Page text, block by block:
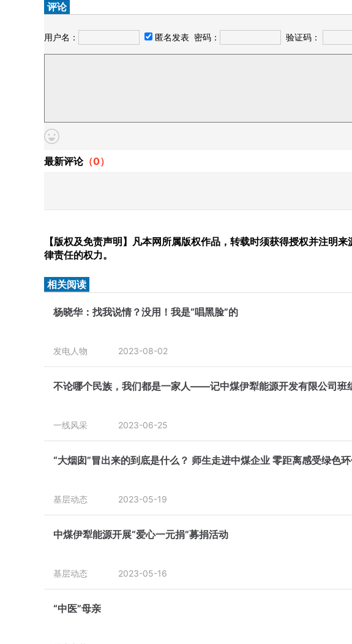
评论
用户名： 匿名发表 密码： 验证码：
最新评论（0）
【版权及免责声明】凡本网所属版权作品，转载时须获得授权并注明
律责任的权力。
相关阅读
杨晓华：找我说情？没用！我是“唱黑脸”的
发电人物 2023-08-02
不论哪个民族，我们都是一家人——记中煤伊犁能源开发有限公司班
一线风采 2023-06-25
“大烟囱”冒出来的到底是什么？ 师生走进中煤企业 零距离感受绿色
基层动态 2023-05-19
中煤伊犁能源开展“爱心一元捐”募捐活动
基层动态 2023-05-16
“中医”母亲